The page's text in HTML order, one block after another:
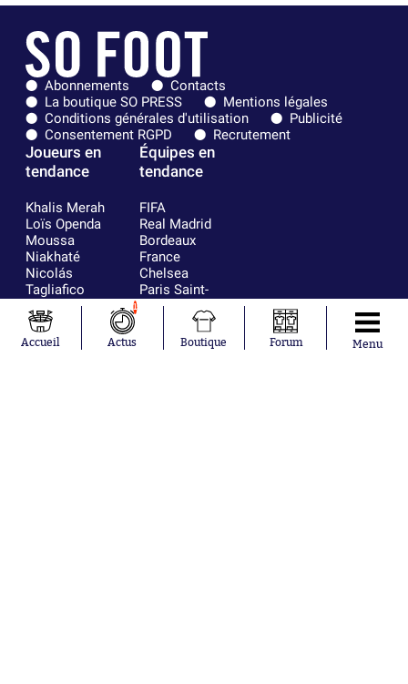
Abonnements
Contacts
La boutique SO PRESS
Mentions légales
Conditions générales d'utilisation
Publicité
Consentement RGPD
Recrutement
Joueurs en
tendance
Khalis Merah
Loïs Openda
Moussa
Niakhaté
Nicolás
Tagliafico
Pavel Šulc
Gauthier Hein
Lionel Messi
Équipes en
tendance
FIFA
Real Madrid
Bordeaux
France
Chelsea
Paris Saint-
Germain
Olympique
lyonnais
AC Milan
Accueil
1
Actus Boutique Forum Menu